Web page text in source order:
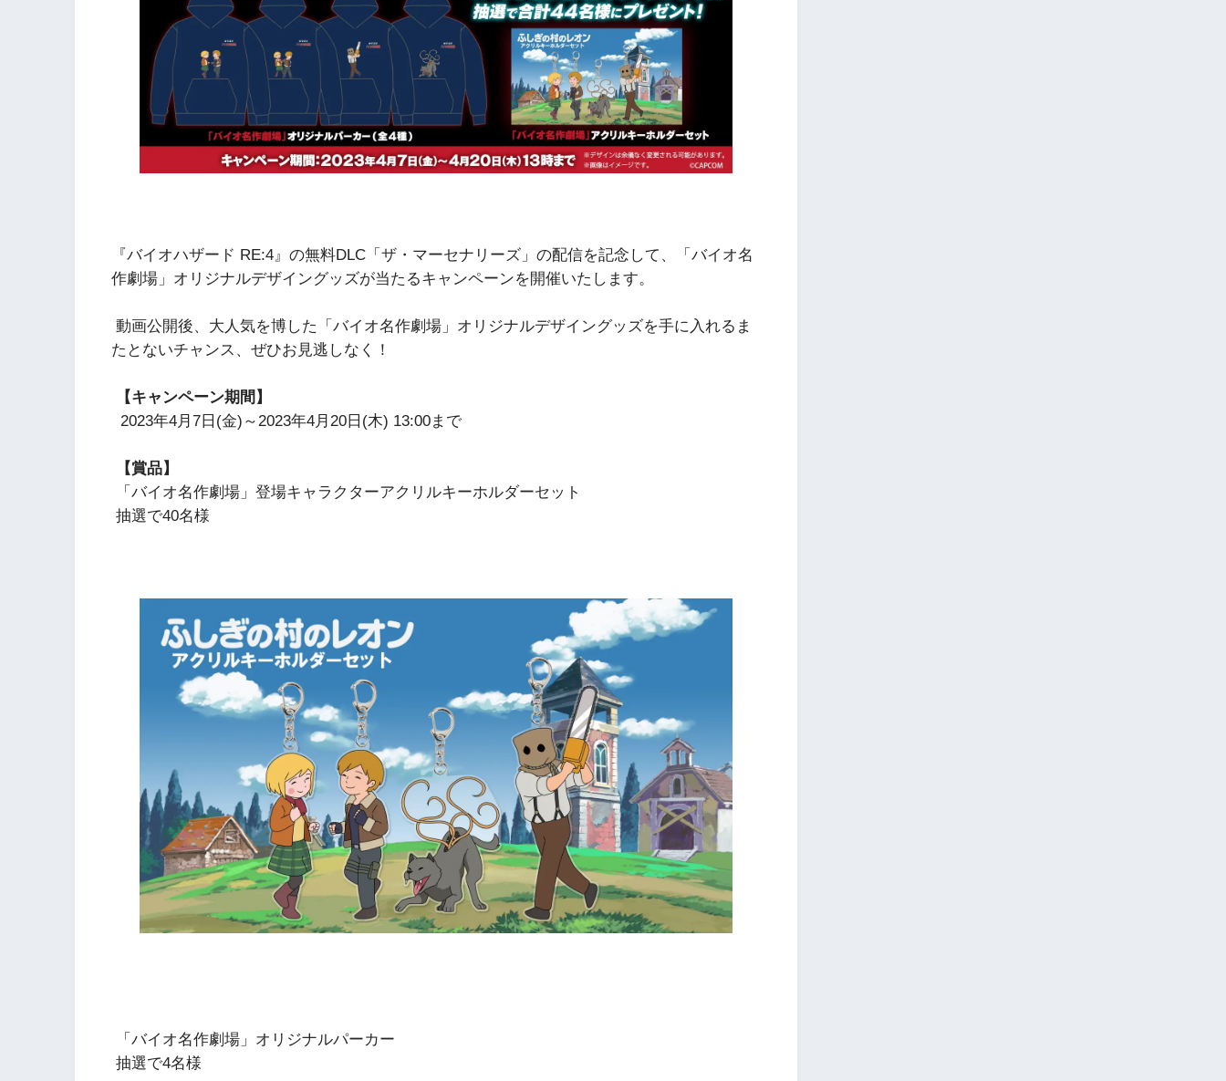
『バイオハザード RE:4』の無料DLC「ザ・マーセナリーズ」の配信を記念して、「バイオ名
作劇場」オリジナルデザイングッズが当たるキャンペーンを開催いたします。
動画公開後、大人気を博した「バイオ名作劇場」オリジナルデザイングッズを手に入れるま
たとないチャンス、ぜひお見逃しなく！
【キャンペーン期間】
2023年4月7日(金)～2023年4月20日(木) 13:00まで
【賞品】
「バイオ名作劇場」登場キャラクターアクリルキーホルダーセット
抽選で40名様
「バイオ名作劇場」オリジナルパーカー
抽選で4名様